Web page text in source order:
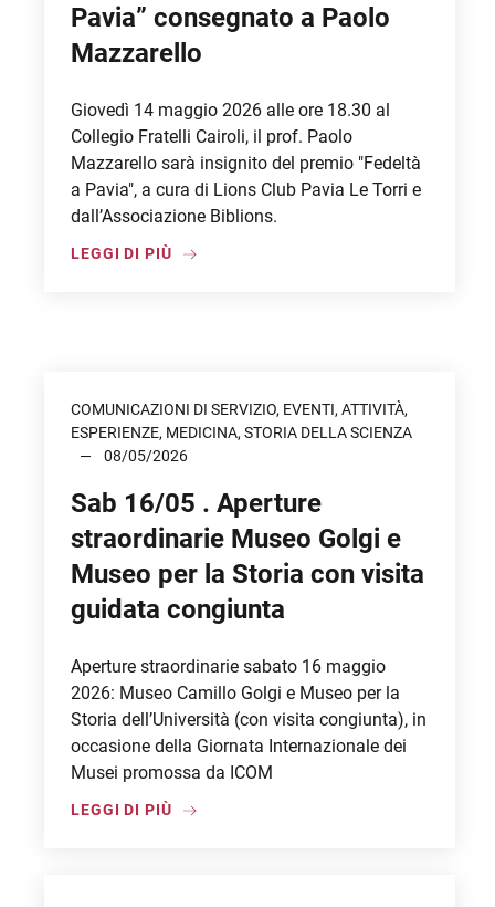
Pavia” consegnato a Paolo
Mazzarello
Giovedì 14 maggio 2026 alle ore 18.30 al
Collegio Fratelli Cairoli, il prof. Paolo
Mazzarello sarà insignito del premio "Fedeltà
a Pavia", a cura di Lions Club Pavia Le Torri e
dall’Associazione Biblions.
LEGGI DI PIÙ
COMUNICAZIONI DI SERVIZIO, EVENTI, ATTIVITÀ,
ESPERIENZE, MEDICINA, STORIA DELLA SCIENZA
08/05/2026
Sab 16/05 . Aperture
straordinarie Museo Golgi e
Museo per la Storia con visita
guidata congiunta
Aperture straordinarie sabato 16 maggio
2026: Museo Camillo Golgi e Museo per la
Storia dell’Università (con visita congiunta), in
occasione della Giornata Internazionale dei
Musei promossa da ICOM
LEGGI DI PIÙ